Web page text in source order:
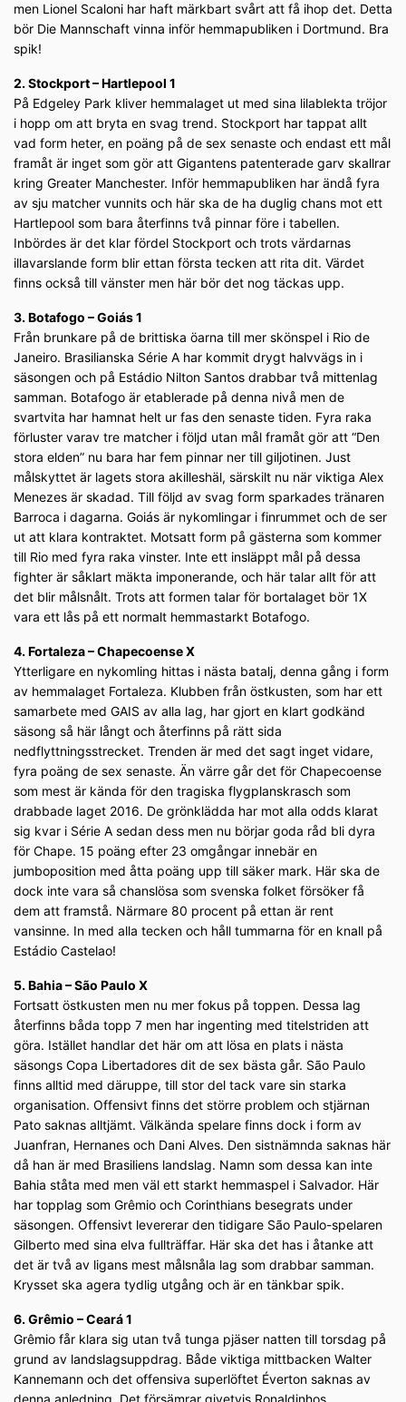
men Lionel Scaloni har haft märkbart svårt att få ihop det. Detta
bör Die Mannschaft vinna inför hemmapubliken i Dortmund. Bra
spik!
2. Stockport – Hartlepool 1
På Edgeley Park kliver hemmalaget ut med sina lilablekta tröjor
i hopp om att bryta en svag trend. Stockport har tappat allt
vad form heter, en poäng på de sex senaste och endast ett mål
framåt är inget som gör att Gigantens patenterade garv skallrar
kring Greater Manchester. Inför hemmapubliken har ändå fyra
av sju matcher vunnits och här ska de ha duglig chans mot ett
Hartlepool som bara återfinns två pinnar före i tabellen.
Inbördes är det klar fördel Stockport och trots värdarnas
illavarslande form blir ettan första tecken att rita dit. Värdet
finns också till vänster men här bör det nog täckas upp.
3. Botafogo – Goiás 1
Från brunkare på de brittiska öarna till mer skönspel i Rio de
Janeiro. Brasilianska Série A har kommit drygt halvvägs in i
säsongen och på Estádio Nilton Santos drabbar två mittenlag
samman. Botafogo är etablerade på denna nivå men de
svartvita har hamnat helt ur fas den senaste tiden. Fyra raka
förluster varav tre matcher i följd utan mål framåt gör att “Den
stora elden” nu bara har fem pinnar ner till giljotinen. Just
målskyttet är lagets stora akilleshäl, särskilt nu när viktiga Alex
Menezes är skadad. Till följd av svag form sparkades tränaren
Barroca i dagarna. Goiás är nykomlingar i finrummet och de ser
ut att klara kontraktet. Motsatt form på gästerna som kommer
till Rio med fyra raka vinster. Inte ett insläppt mål på dessa
fighter är såklart mäkta imponerande, och här talar allt för att
det blir målsnålt. Trots att formen talar för bortalaget bör 1X
vara ett lås på ett normalt hemmastarkt Botafogo.
4. Fortaleza – Chapecoense X
Ytterligare en nykomling hittas i nästa batalj, denna gång i form
av hemmalaget Fortaleza. Klubben från östkusten, som har ett
samarbete med GAIS av alla lag, har gjort en klart godkänd
säsong så här långt och återfinns på rätt sida
nedflyttningsstrecket. Trenden är med det sagt inget vidare,
fyra poäng de sex senaste. Än värre går det för Chapecoense
som mest är kända för den tragiska flygplanskrasch som
drabbade laget 2016. De grönklädda har mot alla odds klarat
sig kvar i Série A sedan dess men nu börjar goda råd bli dyra
för Chape. 15 poäng efter 23 omgångar innebär en
jumboposition med åtta poäng upp till säker mark. Här ska de
dock inte vara så chanslösa som svenska folket försöker få
dem att framstå. Närmare 80 procent på ettan är rent
vansinne. In med alla tecken och håll tummarna för en knall på
Estádio Castelao!
5. Bahia – São Paulo X
Fortsatt östkusten men nu mer fokus på toppen. Dessa lag
återfinns båda topp 7 men har ingenting med titelstriden att
göra. Istället handlar det här om att lösa en plats i nästa
säsongs Copa Libertadores dit de sex bästa går. São Paulo
finns alltid med däruppe, till stor del tack vare sin starka
organisation. Offensivt finns det större problem och stjärnan
Pato saknas alltjämt. Välkända spelare finns dock i form av
Juanfran, Hernanes och Dani Alves. Den sistnämnda saknas här
då han är med Brasiliens landslag. Namn som dessa kan inte
Bahia ståta med men väl ett starkt hemmaspel i Salvador. Här
har topplag som Grêmio och Corinthians besegrats under
säsongen. Offensivt levererar den tidigare São Paulo-spelaren
Gilberto med sina elva fullträffar. Här ska det has i åtanke att
det är två av ligans mest målsnåla lag som drabbar samman.
Krysset ska agera tydlig utgång och är en tänkbar spik.
6. Grêmio – Ceará 1
Grêmio får klara sig utan två tunga pjäser natten till torsdag på
grund av landslagsuppdrag. Både viktiga mittbacken Walter
Kannemann och det offensiva superlöftet Éverton saknas av